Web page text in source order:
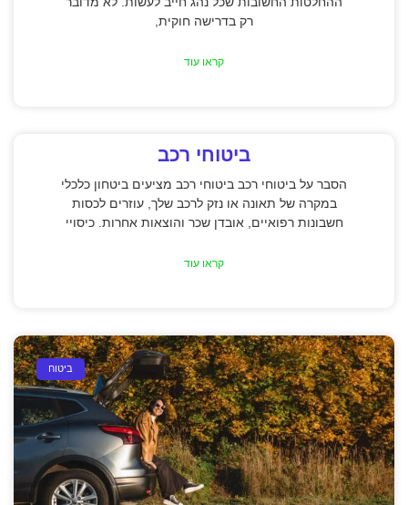
רק בדרישה חוקית,
קראו עוד
ביטוחי רכב
הסבר על ביטוחי רכב ביטוחי רכב מציעים ביטחון כלכלי
במקרה של תאונה או נזק לרכב שלך, עוזרים לכסות
חשבונות רפואיים, אובדן שכר והוצאות אחרות. כיסויי
קראו עוד
ביטוח